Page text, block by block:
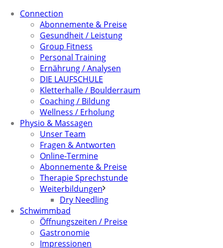
Connection
Abonnemente & Preise
Gesundheit / Leistung
Group Fitness
Personal Training
Ernährung / Analysen
DIE LAUFSCHULE
Kletterhalle / Boulderraum
Coaching / Bildung
Wellness / Erholung
Physio & Massagen
Unser Team
Fragen & Antworten
Online-Termine
Abonnemente & Preise
Therapie Sprechstunde
Weiterbildungen
Dry Needling
Schwimmbad
Öffnungszeiten / Preise
Gastronomie
Impressionen